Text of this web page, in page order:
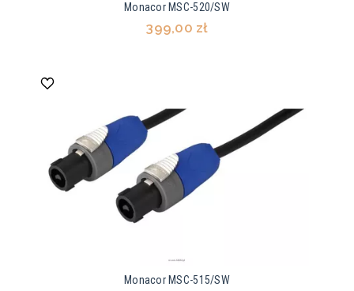
Monacor MSC-520/SW
399,00 zł
Monacor MSC-515/SW